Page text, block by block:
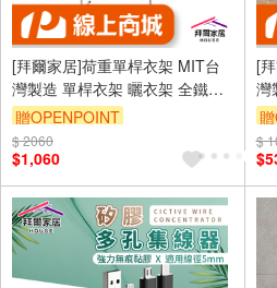
[拜爾家居]荷重單桿衣架 MIT台
灣製造 單桿衣架 曬衣架 全鐵製
晾衣架 吊衣架 重型衣架
贈OPENPOINT
$ 2060
$1,060
[
灣
層
車
$